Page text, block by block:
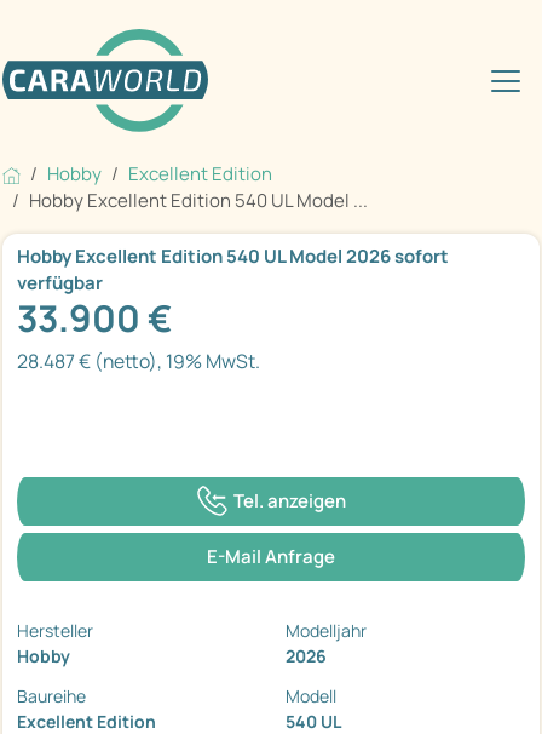
Hobby
Excellent Edition
Hobby Excellent Edition 540 UL Model ...
Hobby Excellent Edition 540 UL Model 2026 sofort
verfügbar
33.900 €
28.487 € (netto), 19% MwSt.
Tel. anzeigen
E-Mail Anfrage
Hersteller
Hobby
Modelljahr
2026
Baureihe
Excellent Edition
Modell
540 UL